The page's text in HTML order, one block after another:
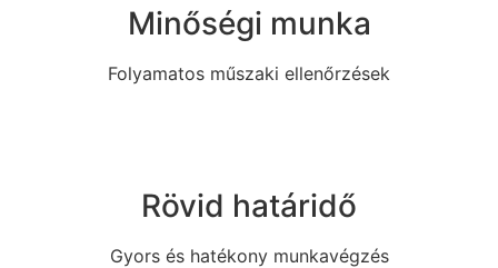
Minőségi munka
Folyamatos műszaki ellenőrzések
Rövid határidő
Gyors és hatékony munkavégzés